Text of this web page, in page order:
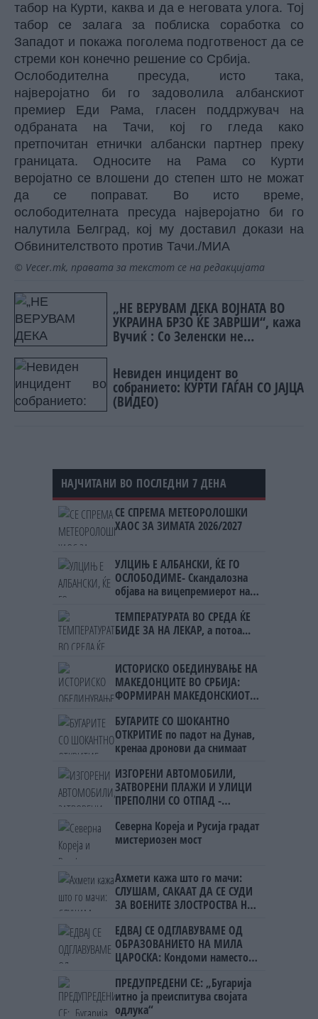
табор на Курти, каква и да е неговата улога. Тој
табор се залага за поблиска соработка со
Западот и покажа поголема подготвеност да се
стреми кон конечно решение со Србија.
Ослободителна пресуда, исто така,
најверојатно би го задоволила албанскиот
премиер Еди Рама, гласен поддржувач на
одбраната на Тачи, кој го гледа како
претпочитан етнички албански партнер преку
границата. Односите на Рама со Курти
веројатно се влошени до степен што не можат
да се поправат. Во исто време,
ослободителната пресуда најверојатно би го
налутила Белград, кој му доставил докази на
Обвинителството против Тачи./МИА
© Vecer.mk, правата за текстот се на редакцијата
„НЕ ВЕРУВАМ ДЕКА ВОЈНАТА ВО
УКРАИНА БРЗО ЌЕ ЗАВРШИ“, кажа
Вучиќ : Со Зеленски не
разговаравме за воена соработка
Невиден инцидент во
собранието: КУРТИ ГАЃАН СО ЈАЈЦА
(ВИДЕО)
НАЈЧИТАНИ ВО ПОСЛЕДНИ 7 ДЕНА
СЕ СПРЕМА МЕТЕОРОЛОШКИ
ХАОС ЗА ЗИМАТА 2026/2027
УЛЦИЊ Е АЛБАНСКИ, ЌЕ ГО
ОСЛОБОДИМЕ- Скандалозна
објава на вицепремиерот на
ТЕМПЕРАТУРАТА ВО СРЕДА ЌЕ
БИДЕ ЗА НА ЛЕКАР, а потоа...
ИСТОРИСКО ОБЕДИНУВАЊЕ НА
МАКЕДОНЦИТЕ ВО СРБИЈА:
ФОРМИРАН МАКЕДОНСКИОТ
БУГАРИТЕ СО ШОКАНТНО
ОТКРИТИЕ по падот на Дунав,
кренаа дронови да снимаат
ИЗГОРЕНИ АВТОМОБИЛИ,
ЗАТВОРЕНИ ПЛАЖИ И УЛИЦИ
ПРЕПОЛНИ СО ОТПАД -
мигрантскиот бран кон Сеута
Северна Кореја и Русија градат
мистериозен мост
Ахмети кажа што го мачи:
СЛУШАМ, САКААТ ДА СЕ СУДИ
ЗА ВОЕНИТЕ ЗЛОСТРОСТВА НА
ЕДВАЈ СЕ ОДГЛАВУВАМЕ ОД
ОБРАЗОВАНИЕТО НА МИЛА
ЦАРОСКА: Кондоми наместо
ПРЕДУПРЕДЕНИ СЕ: „Бугарија
итно ја преиспитува својата
одлука“